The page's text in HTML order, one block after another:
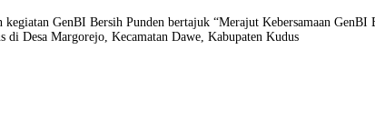
GenBI Bersih Punden bertajuk “Merajut Kebersamaan
Desa Margorejo, Kecamatan Dawe, Kabupaten Kudus